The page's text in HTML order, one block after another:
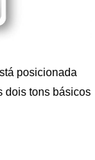
posicionada
dois tons básicos